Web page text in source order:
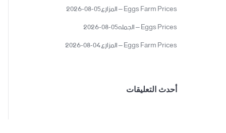
Eggs Farm Prices – المزارع05-08-2026
Eggs Prices – الجمله05-08-2026
Eggs Farm Prices – المزارع04-08-2026
أحدث التعليقات